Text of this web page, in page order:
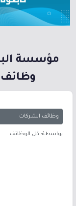
مؤسسة
وظائف الشركات
بواسطة: كل الوظائف